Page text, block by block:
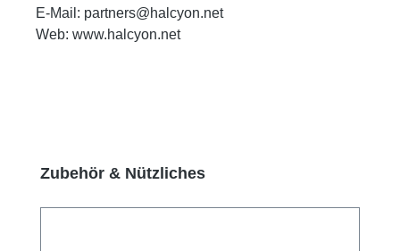
E-Mail: partners@halcyon.net
Web: www.halcyon.net
Produktgalerie überspringen
Zubehör & Nützliches